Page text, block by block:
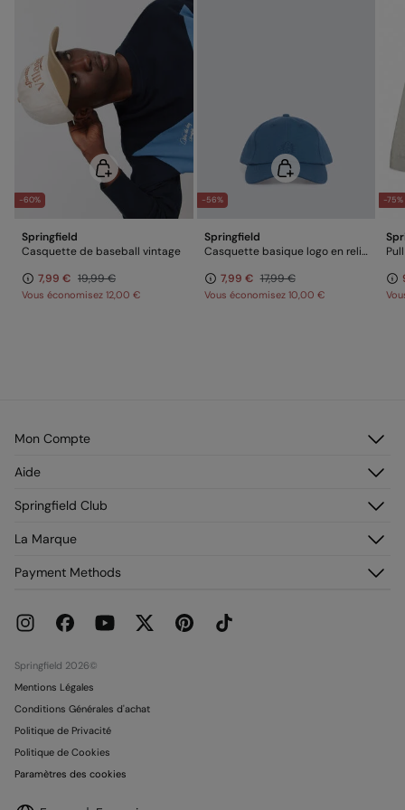
-60%
Springfield
Casquette de baseball vintage
7,99 € 19,99 €
Vous économisez 12,00 €
-56%
Springfield
Casquette basique logo en relief Springfield
7,99 € 17,99 €
Vous économisez 10,00 €
-75%
Mon Compte
Mes adresses
Aide
Foire aux questions
Livraison
Promotions en cours
Carte Cadeau
Springfield Club
Adhérez !
La Marque
Franchises
Emploi
Payment Methods
Springfield 2026©
Mentions Légales
Conditions Générales d'achat
Politique de Privacité
Politique de Cookies
Paramètres des cookies